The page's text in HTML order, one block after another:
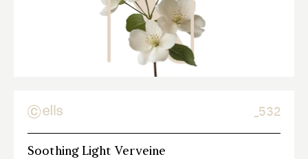
_532
Soothing Light Verveine